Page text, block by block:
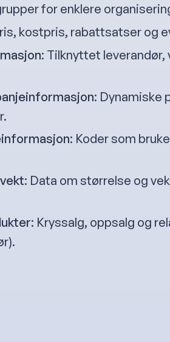
for enklere
kostpris, rabattsatser og
: Tilknyttet leverandør,
: Dynamiske
: Koder som
: Data om størrelse og
: Kryssalg, oppsalg og